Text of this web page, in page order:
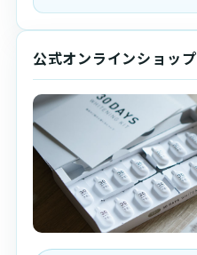
公式オンラインショップ